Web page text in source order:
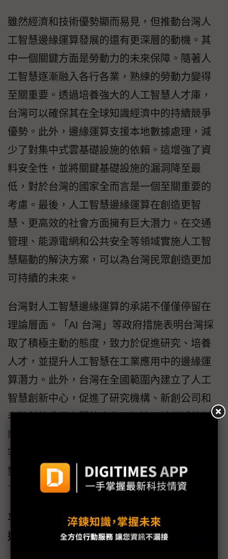
雖然經濟和技術優勢顯而易見，但推動台灣人
工智慧邊緣運算發展的還有更深層的動機。其
中一個關鍵方面是勞動力的未來保障。隨著人
工智慧逐漸融入各行各業，熟練的勞動力變得
至關重要。透過培養強大的人工智慧人才庫，
台灣可以確保其在全球知識經濟中的持續競爭
優勢。此外，邊緣運算支援本地數據處理，減
少了對集中式雲基礎設施的依賴。這增強了資
料安全性，並將關鍵基礎設施的漏洞降至最
低，對於台灣的國家全而言是一個至關重要的
考慮。最後，人工智慧邊緣運算在創造更智
慧、更高效的社會方面擁有巨大潛力。在交通
管理、能源電網和公共安全等領域實施人工智
慧驅動的解決方案，可以為台灣民眾創造更加
可持續的未來。
台灣對人工智慧邊緣運算的承諾不僅僅停留在
理論層面。「AI 台灣」等政府措施表明台灣採
取了積極主動的態度，致力於促進研究、培養
人才，並提升人工智慧在工業應用中的邊緣運
算潛力。此外，台灣在全國範圍內建立了人工
智慧創新中心，促進了研究機構、新創公司和
老牌科技公司之間的合作，加速了該領域的創
新和發展。台灣企業也根據其現有的工業優勢
客製化人工智慧邊緣運算解決方案。這種有針
對性的方法充分利用了它們的專業知識，確保
了人工智慧與現有產業的順利融合。
孚昇電子 （Fusion Worldwide）：人工智慧
邊緣創新的合作夥伴